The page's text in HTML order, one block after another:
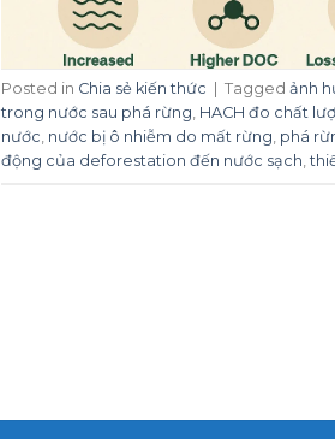
Posted in Chia sẻ kiến thức Tagged ảnh
trong nước sau phá rừng, HACH đo chất
nước, nước bị ô nhiễm do mất rừng, phá
động của deforestation đến nước sạch,